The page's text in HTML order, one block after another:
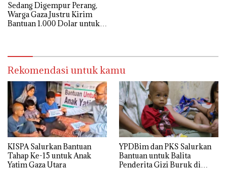
Sedang Digempur Perang,
Warga Gaza Justru Kirim
Bantuan 1.000 Dolar untuk
Rekomendasi untuk kamu
KISPA Salurkan Bantuan
Tahap Ke-15 untuk Anak
Yatim Gaza Utara
YPDBim dan PKS Salurkan
Bantuan untuk Balita
Penderita Gizi Buruk di